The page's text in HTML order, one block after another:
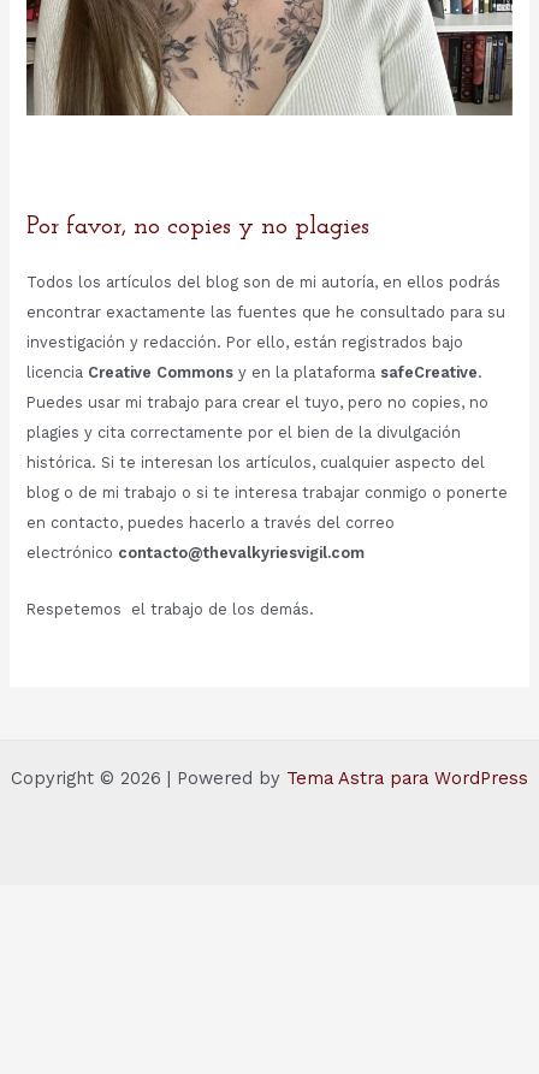
Por favor, no copies y no plagies
Todos los artículos del blog son de mi autoría, en ellos podrás
encontrar exactamente las fuentes que he consultado para su
investigación y redacción. Por ello, están registrados bajo
licencia Creative Commonsy en la plataforma safeCreative.
Puedes usar mi trabajo para crear el tuyo, pero no copies, no
plagies y cita correctamente por el bien de la divulgación
histórica. Si te interesan los artículos, cualquier aspecto del
blog o de mi trabajo o si te interesa trabajar conmigo o ponerte
en contacto, puedes hacerlo a través del correo
electrónico contacto@thevalkyriesvigil.com
Respetemos el trabajo de los demás.
Copyright © 2026 | Powered by Tema Astra para WordPress